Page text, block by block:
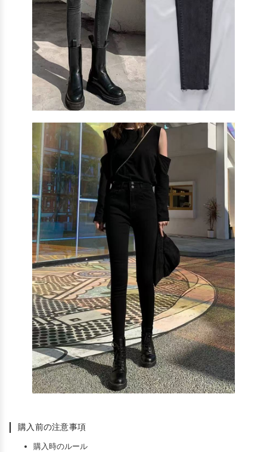
購入前の注意事項
購入時のルール